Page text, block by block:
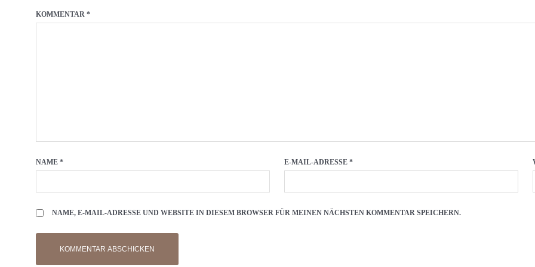
KOMMENTAR *
NAME * E-MAIL-ADRESSE*
NAME, E-MAIL-ADRESSE UND WEBSITE IN DIESEM BROWSER FÜR MEINEN NÄCHSTEN KOMMENTAR SPEICHERN.